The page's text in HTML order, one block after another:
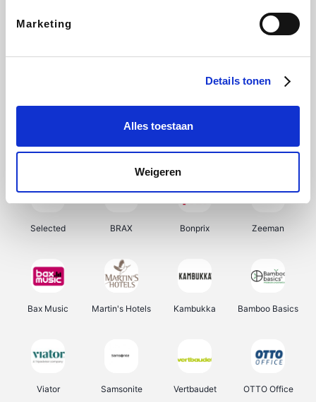
Marketing
Details tonen
Alles toestaan
Weigeren
Samsung My Jewellery Delonghi Tennis Point
Selected BRAX Bonprix Zeeman
Bax Music Martin's Hotels Kambukka Bamboo Basics
Viator Samsonite Vertbaudet OTTO Office